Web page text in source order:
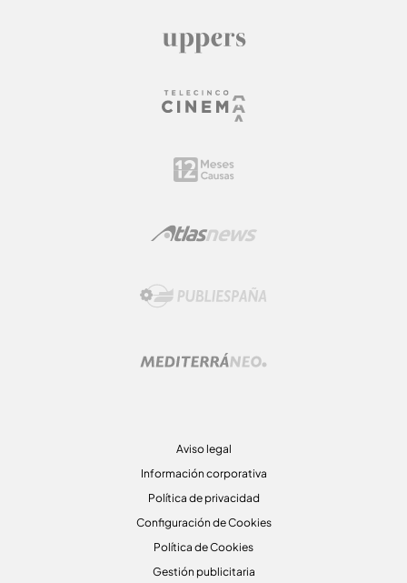
Aviso legal
Información corporativa
Política de privacidad
Configuración de Cookies
Política de Cookies
Gestión publicitaria